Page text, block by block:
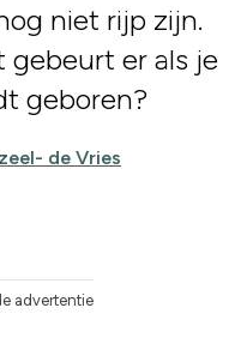
niet rijp zijn.
gebeurt er als je
geboren?
de Vries
advertentie